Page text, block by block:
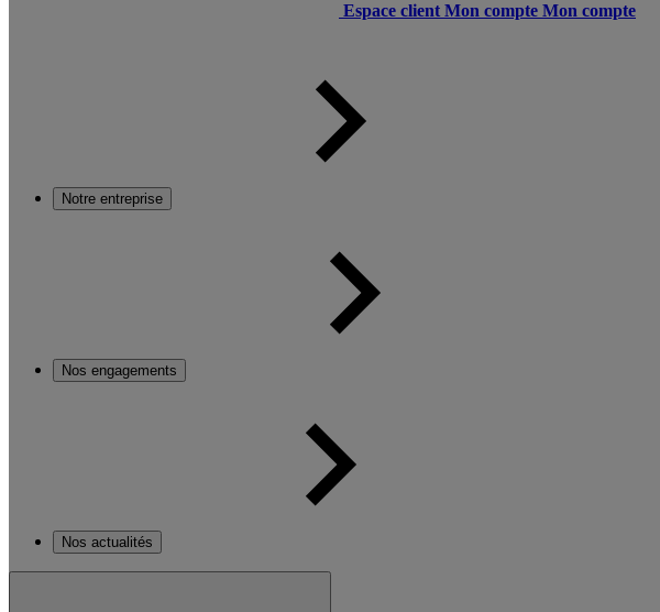
Espace client Mon compte Mon compte
Notre entreprise
Nos engagements
Nos actualités